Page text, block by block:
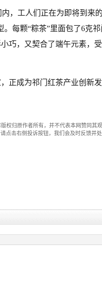
，工人们正在为即将到来
每颗“粽茶”里面包了6克
巧，又契合了端午元素，
正成为祁门红茶产业创新发
权归原作者所有，并不代表本网赞同其
点击右侧投诉按钮，我们会及时反馈并处